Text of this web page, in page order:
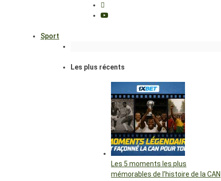
Sport
Les plus récents
Les 5 moments les plus
mémorables de l’histoire de la CAN